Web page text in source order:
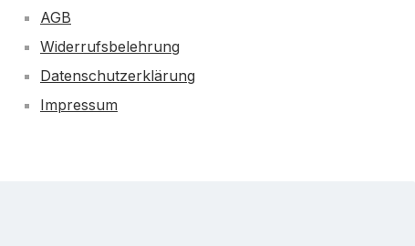
AGB
Widerrufsbelehrung
Datenschutzerklärung
Impressum